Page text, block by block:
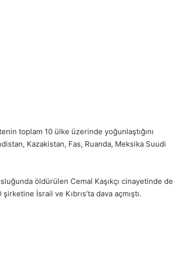
toplam 10 ülke üzerinde yoğunlaştığını
Kazakistan, Fas, Ruanda, Meksika Suudi
öldürülen Cemal Kaşıkçı cinayetinde de
İsrail ve Kıbrıs’ta dava açmıştı.